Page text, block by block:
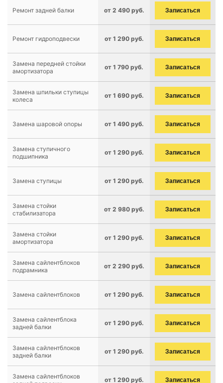
Ремонт задней балки от 2 490 руб. Записаться
Ремонт гидроподвески от 1 290 руб. Записаться
Замена передней стойки
амортизатора
от 1 790 руб. Записаться
Замена шпильки ступицы
колеса
от 1 690 руб. Записаться
Замена шаровой опоры от 1 490 руб. Записаться
Замена ступичного
подшипника
от 1 290 руб. Записаться
Замена ступицы от 1 290 руб. Записаться
Замена стойки
стабилизатора
от 2 980 руб. Записаться
Замена стойки
амортизатора
от 1 290 руб. Записаться
Замена сайлентблоков
подрамника
от 2 290 руб. Записаться
Замена сайлентблоков от 1 290 руб. Записаться
Замена сайлентблока
задней балки
от 1 290 руб. Записаться
Замена сайлентблоков
задней балки
от 1 290 руб. Записаться
Замена сайлентблоков
от 1 290 руб. Записаться